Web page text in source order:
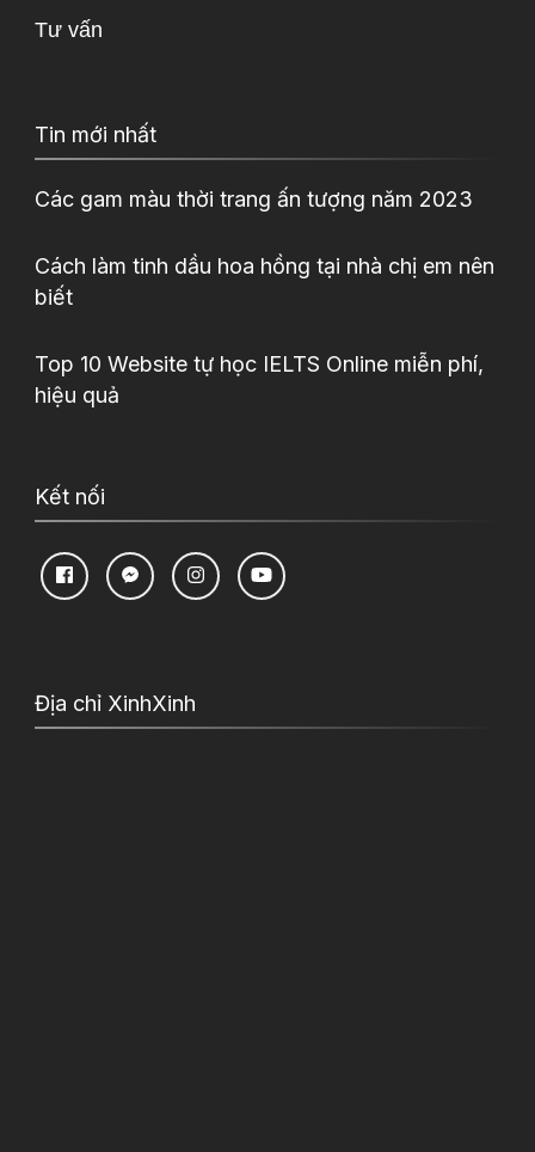
Tư vấn
Tin mới nhất
Các gam màu thời trang ấn tượng năm 2023
Cách làm tinh dầu hoa hồng tại nhà chị em nên
biết
Top 10 Website tự học IELTS Online miễn phí,
hiệu quả
Kết nối
Địa chỉ XinhXinh